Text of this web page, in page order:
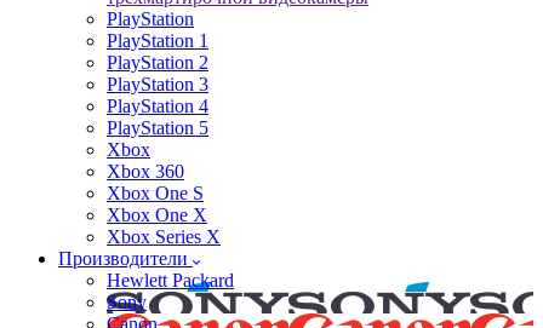
PlayStation
PlayStation 1
PlayStation 2
PlayStation 3
PlayStation 4
PlayStation 5
Xbox
Xbox 360
Xbox One S
Xbox One X
Xbox Series X
Производители
Hewlett Packard
Sony
Canon